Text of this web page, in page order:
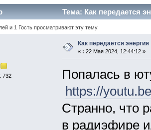
Тема: Как передается
и 1 Гость просматривают эту тему.
732
Как передается энергия
« : 22 Мая 2024, 12:44:12 »
Попалась в
https://
Странно, что
в радиэфире